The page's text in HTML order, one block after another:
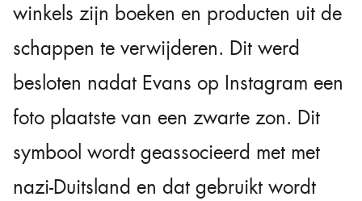
winkels zijn boeken en producten uit de
schappen te verwijderen. Dit werd
besloten nadat Evans op Instagram een
foto plaatste van een zwarte zon. Dit
symbool wordt geassocieerd met met
nazi-Duitsland en dat gebruikt wordt